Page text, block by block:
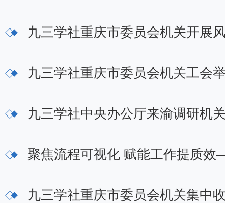
九三学社重庆市委员会机关开展
九三学社重庆市委员会机关工会
九三学社中央办公厅来渝调研机
聚焦流程可视化 赋能工作提质
九三学社重庆市委员会机关集中